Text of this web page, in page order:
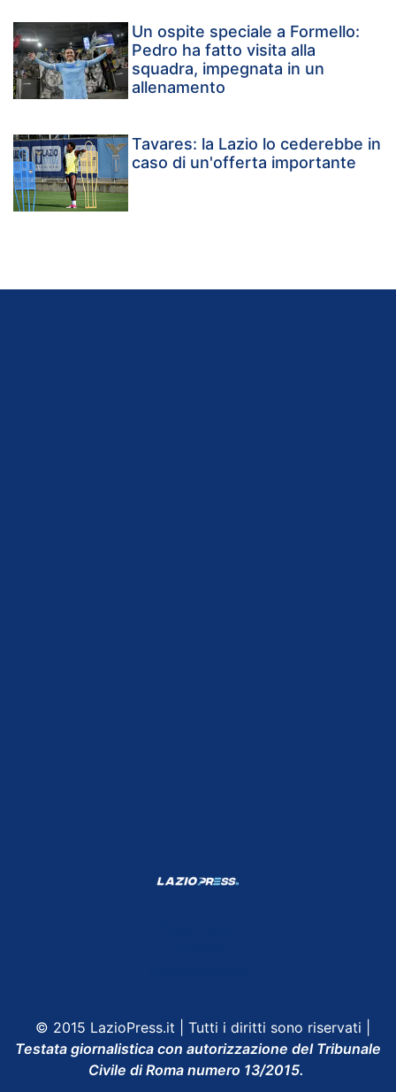
Un ospite speciale a Formello:
Pedro ha fatto visita alla
squadra, impegnata in un
allenamento
Tavares: la Lazio lo cederebbe in
caso di un'offerta importante
© 2015 LazioPress.it | Tutti i diritti sono riservati |
Testata giornalistica con autorizzazione del Tribunale
Civile di Roma numero 13/2015.